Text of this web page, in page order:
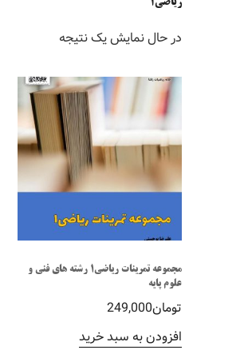
ریاضی1
در حال نمایش یک نتیجه
مجموعه تمرینات ریاضی1 رشته های فنی و
علوم پایه
تومان249,000
افزودن به سبد خرید